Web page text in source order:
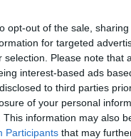
opt-out of the sale,
for targeted
selection. Please note that
interest-based ads
to third parties
of your personal
This information may also
Participants that may
S. Lavrovas
pusės, kurie
Rusija Aleksejus